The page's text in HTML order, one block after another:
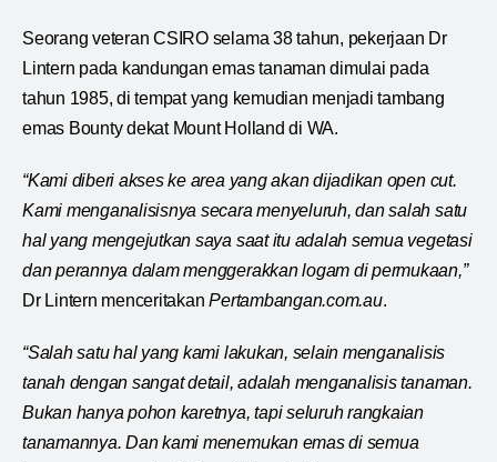
Seorang veteran CSIRO selama 38 tahun, pekerjaan Dr
Lintern pada kandungan emas tanaman dimulai pada
tahun 1985, di tempat yang kemudian menjadi tambang
emas Bounty dekat Mount Holland di WA.
“Kami diberi akses ke area yang akan dijadikan open cut.
Kami menganalisisnya secara menyeluruh, dan salah satu
hal yang mengejutkan saya saat itu adalah semua vegetasi
dan perannya dalam menggerakkan logam di permukaan,”
Dr Lintern menceritakanPertambangan.com.au.
“Salah satu hal yang kami lakukan, selain menganalisis
tanah dengan sangat detail, adalah menganalisis tanaman.
Bukan hanya pohon karetnya, tapi seluruh rangkaian
tanamannya. Dan kami menemukan emas di semua